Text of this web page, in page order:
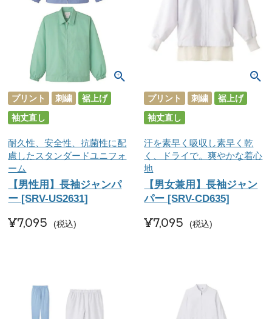
プリント 刺繍
裾上げ
袖丈直し
耐久性、安全性、抗菌性に配
慮したスタンダードユニフォ
ーム
【男性用】長袖ジャンパ
ー [SRV-US2631]
¥7,095 税込
プリント 刺繍
裾上げ
袖丈直し
汗を素早く吸収し素早く乾
く、ドライで。爽やかな着心
地
【男女兼用】長袖ジャン
パー [SRV-CD635]
¥7,095 税込